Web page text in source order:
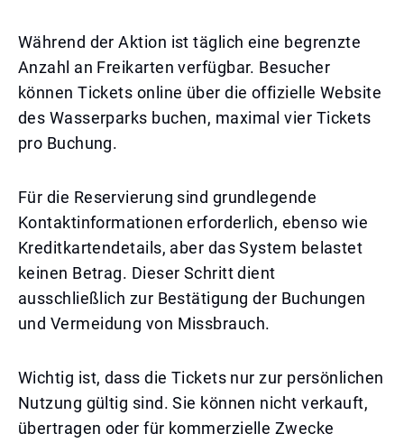
Während der Aktion ist täglich eine begrenzte
Anzahl an Freikarten verfügbar. Besucher
können Tickets online über die offizielle Website
des Wasserparks buchen, maximal vier Tickets
pro Buchung.
Für die Reservierung sind grundlegende
Kontaktinformationen erforderlich, ebenso wie
Kreditkartendetails, aber das System belastet
keinen Betrag. Dieser Schritt dient
ausschließlich zur Bestätigung der Buchungen
und Vermeidung von Missbrauch.
Wichtig ist, dass die Tickets nur zur persönlichen
Nutzung gültig sind. Sie können nicht verkauft,
übertragen oder für kommerzielle Zwecke